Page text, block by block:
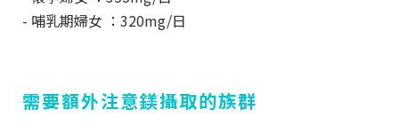
- 哺乳期婦女 ：320mg/日
需要額外注意鎂攝取的族群